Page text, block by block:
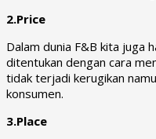
2.Price
Dalam dunia F&B kita juga
ditentukan dengan cara
tidak terjadi kerugikan
konsumen.
3.Place